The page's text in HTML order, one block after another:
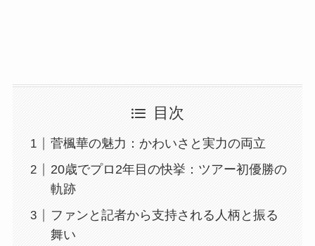
目次
菅楓華の魅力：かわいさと実力の両立
20歳でプロ2年目の快挙：ツアー初優勝の
軌跡
ファンと記者から支持される人柄と振る
舞い